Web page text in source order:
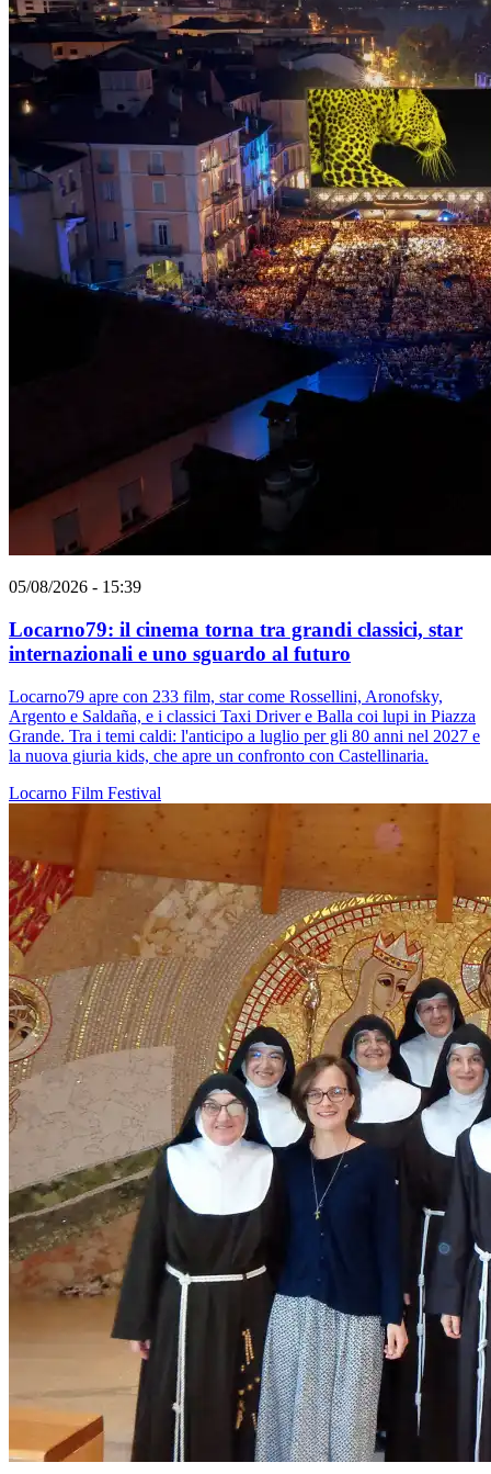
05/08/2026 - 15:39
Locarno79: il cinema torna tra grandi classici, star
internazionali e uno sguardo al futuro
Locarno79 apre con 233 film, star come Rossellini, Aronofsky,
Argento e Saldaña, e i classici Taxi Driver e Balla coi lupi in Piazza
Grande. Tra i temi caldi: l'anticipo a luglio per gli 80 anni nel 2027 e
la nuova giuria kids, che apre un confronto con Castellinaria.
Locarno Film Festival